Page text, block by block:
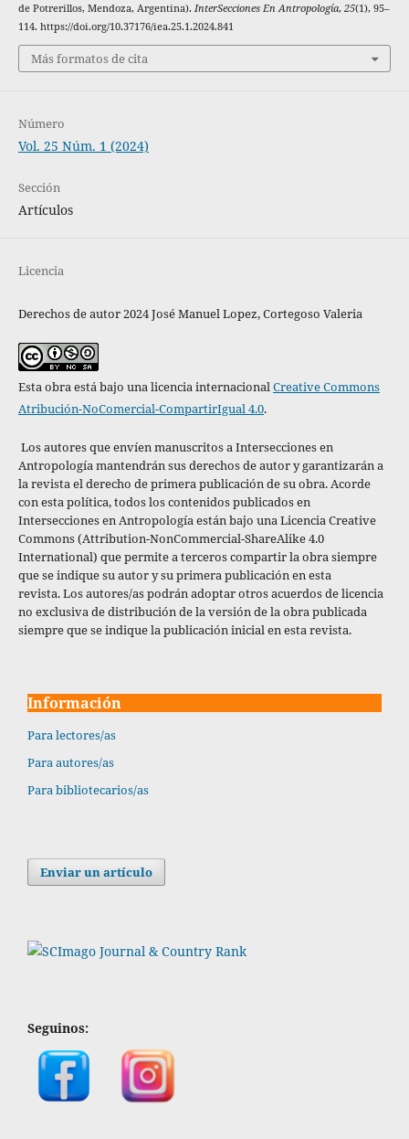
de Potrerillos, Mendoza, Argentina). InterSecciones En Antropología, 25(1), 95–
114. https://doi.org/10.37176/iea.25.1.2024.841
Más formatos de cita
Número
Vol. 25 Núm. 1 (2024)
Sección
Artículos
Licencia
Derechos de autor 2024 José Manuel Lopez, Cortegoso Valeria
Esta obra está bajo una licencia internacionalCreative Commons
Atribución-NoComercial-CompartirIgual 4.0.
Los autores que envíen manuscritos a Intersecciones en
Antropología mantendrán sus derechos de autor y garantizarán a
la revista el derecho de primera publicación de su obra. Acorde
con esta política,todos los contenidos publicados en
Intersecciones en Antropología están bajo una Licencia Creative
Commons (Attribution-NonCommercial-ShareAlike 4.0
International) que permite a terceros compartir la obra siempre
que se indique su autor y su primera publicación en esta
revista. Los autores/as podrán adoptar otros acuerdos de licencia
no exclusiva de distribución de la versión de la obra publicada
siempre que se indique la publicación inicial en esta revista.
Información
Para lectores/as
Para autores/as
Para bibliotecarios/as
Enviar un artículo
Seguinos: